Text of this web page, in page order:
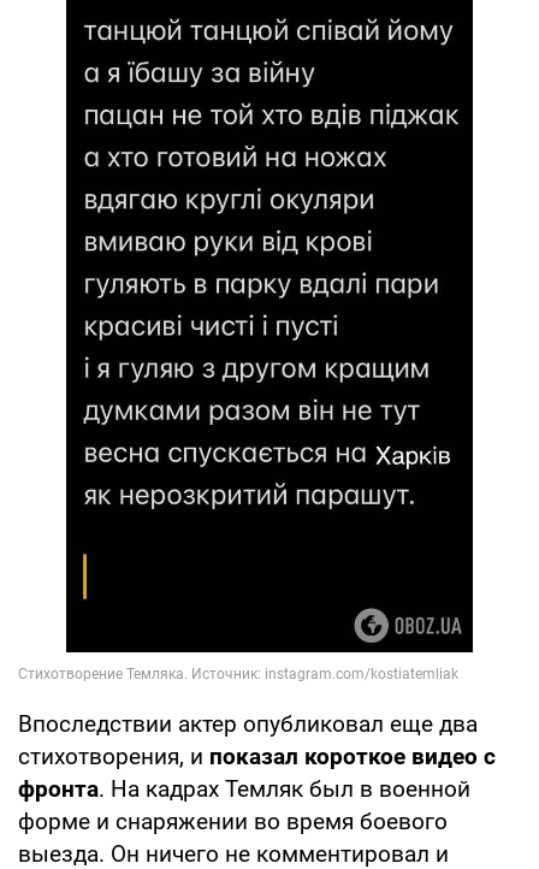
Впоследствии актер опубликовал еще два
стихотворения, и показал короткое видео с
фронта. На кадрах Темляк был в военной
форме и снаряжении во время боевого
выезда. Он ничего не комментировал и